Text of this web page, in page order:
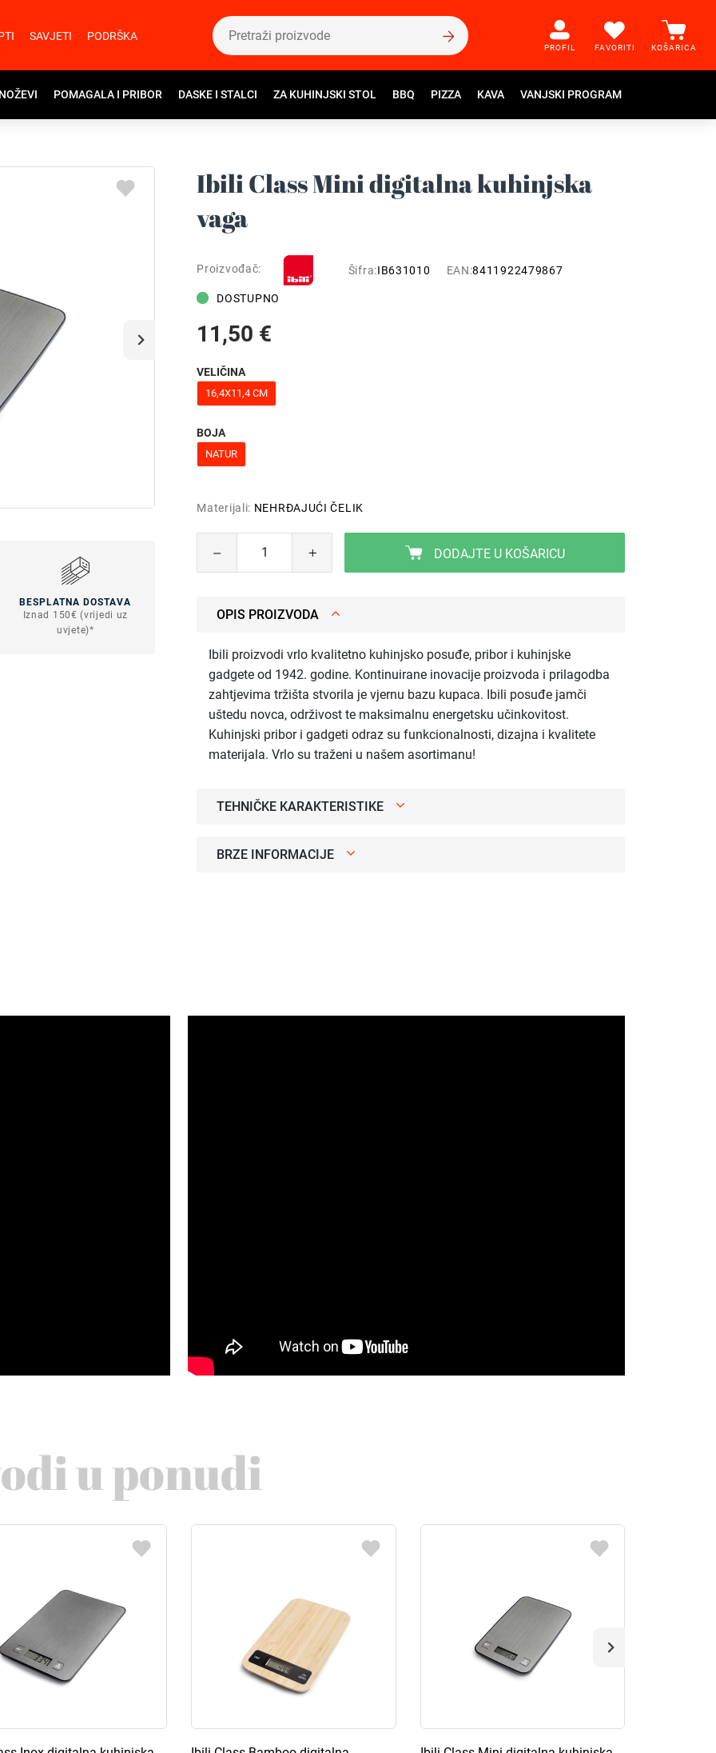
SAVJETI PODRŠKA
PROFIL FAVORITI KOŠARICA
POMAGALA I PRIBOR DASKE I STALCI ZA KUHINJSKI STOL BBQ PIZZA KAVA VANJSKI PROGRAM
BESPLATNA DOSTAVA
Iznad 150€ (vrijedi uz
uvjete)*
Ibili Class Mini digitalna kuhinjska
vaga
Proizvođač: Šifra:IB631010 EAN:8411922479867
DOSTUPNO
11,50 €
VELIČINA
16,4X11,4 CM
BOJA
NATUR
Materijali: NEHRĐAJUĆI ČELIK
DODAJTE U KOŠARICU
OPIS PROIZVODA
Ibili proizvodi vrlo kvalitetno kuhinjsko posuđe, pribor i kuhinjske
gadgete od 1942. godine. Kontinuirane inovacije proizvoda i prilagodba
zahtjevima tržišta stvorila je vjernu bazu kupaca. Ibili posuđe jamči
uštedu novca, održivost te maksimalnu energetsku učinkovitost.
Kuhinjski pribor i gadgeti odraz su funkcionalnosti, dizajna i kvalitete
materijala. Vrlo su traženi u našem asortimanu!
TEHNIČKE KARAKTERISTIKE
BRZE INFORMACIJE
u ponudi